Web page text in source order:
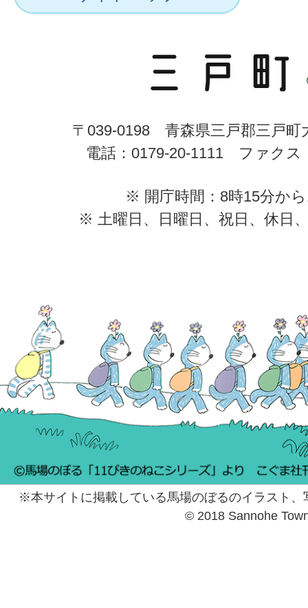
〒039-0198 青森県三戸郡三戸町
電話：0179-20-1111 ファクス
※ 開庁時間：8時15分か
※ 土曜日、日曜日、祝日、休日
※本サイトに掲載している馬場のぼるのイラスト
© 2018 Sannohe